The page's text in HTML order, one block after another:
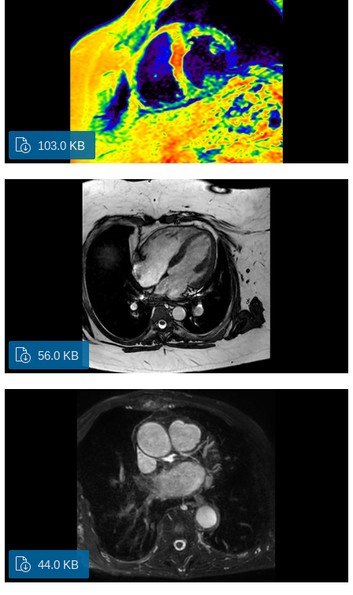
103.0 KB
56.0 KB
44.0 KB